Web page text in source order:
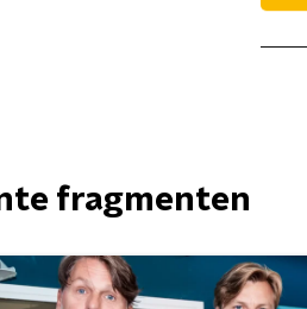
fragmenten